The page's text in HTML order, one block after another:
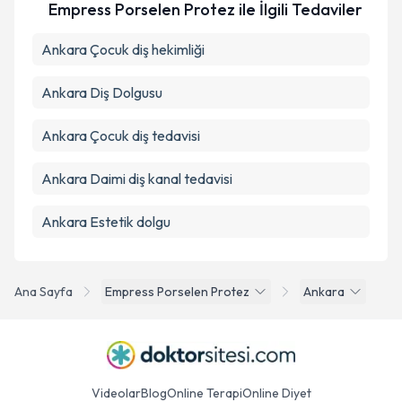
Ana Sayfa Empress Porselen Protez Ankara
Empress Porselen Protez ile İlgili Tedaviler
Ankara Çocuk diş hekimliği
Ankara Diş Dolgusu
Ankara Çocuk diş tedavisi
Ankara Daimi diş kanal tedavisi
Ankara Estetik dolgu
VideolarBlogOnline TerapiOnline Diyet